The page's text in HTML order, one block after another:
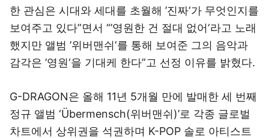
한 관심은 시대와 세대를 초월해 ’진짜‘가 무엇인지를
보여주고 있다”면서 “’영원한 건 절대 없어‘라고 노래
했지만 앨범 ’위버맨쉬‘를 통해 보여준 그의 음악과
감각은 ’영원‘을 기대케 한다”고 선정 이유를 밝혔다.
G-DRAGON은 올해 11년 5개월 만에 발매한 세 번째
정규 앨범 ‘Übermensch(위버맨쉬)’로 각종 글로벌
차트에서 상위권을 석권하며 K-POP 솔로 아티스트